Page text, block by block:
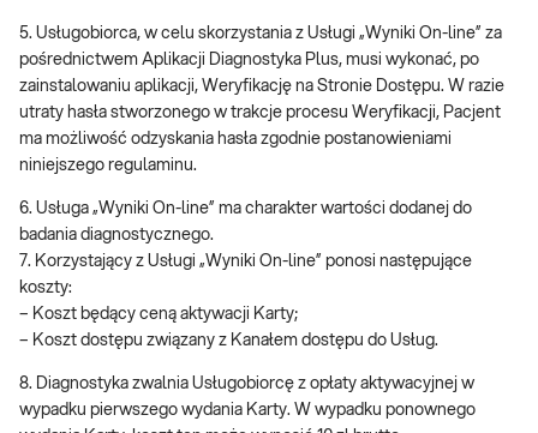
5. Usługobiorca, w celu skorzystania z Usługi „Wyniki On-line” za
pośrednictwem Aplikacji Diagnostyka Plus, musi wykonać, po
zainstalowaniu aplikacji, Weryfikację na Stronie Dostępu. W razie
utraty hasła stworzonego w trakcje procesu Weryfikacji, Pacjent
ma możliwość odzyskania hasła zgodnie postanowieniami
niniejszego regulaminu.
6. Usługa „Wyniki On-line” ma charakter wartości dodanej do
badania diagnostycznego.
7. Korzystający z Usługi „Wyniki On-line” ponosi następujące
koszty:
– Koszt będący ceną aktywacji Karty;
– Koszt dostępu związany z Kanałem dostępu do Usług.
8. Diagnostyka zwalnia Usługobiorcę z opłaty aktywacyjnej w
wypadku pierwszego wydania Karty. W wypadku ponownego